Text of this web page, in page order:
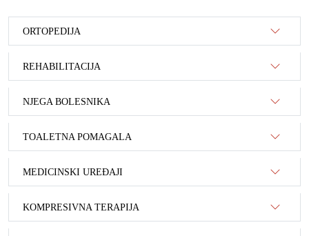
ORTOPEDIJA
REHABILITACIJA
NJEGA BOLESNIKA
TOALETNA POMAGALA
MEDICINSKI UREĐAJI
KOMPRESIVNA TERAPIJA